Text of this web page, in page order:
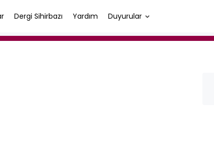
Dergi Sihirbazı Yardım Duyurular